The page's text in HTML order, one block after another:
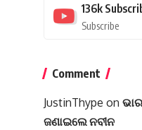
136k
Subscribe
Comment
JustinThype on
ଜଣାଇଲେ ନବୀନ